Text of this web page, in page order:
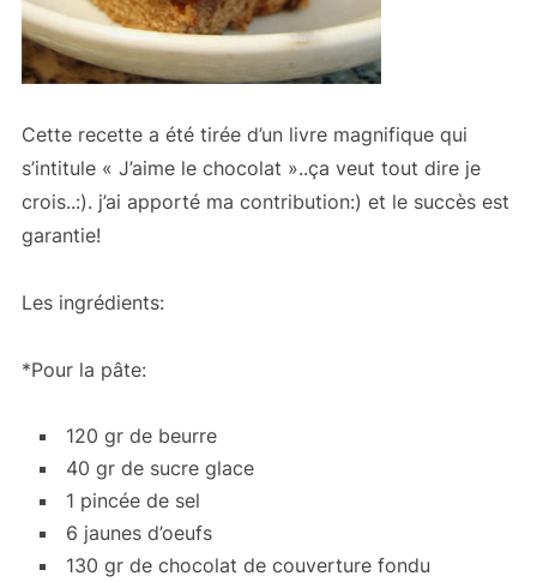
Cette recette a été tirée d’un livre magnifique qui
s’intitule « J’aime le chocolat »..ça veut tout dire je
crois..:). j’ai apporté ma contribution:) et le succès est
garantie!
Les ingrédients:
*Pour la pâte:
120 gr de beurre
40 gr de sucre glace
1 pincée de sel
6 jaunes d’oeufs
130 gr de chocolat de couverture fondu